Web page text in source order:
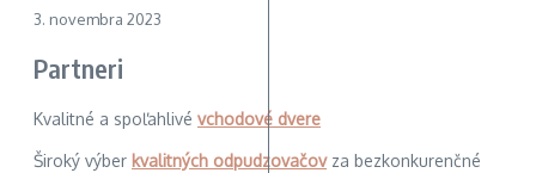
3. novembra 2023
Partneri
Kvalitné a spoľahlivé vchodové dvere
Široký výber kvalitných odpudzovačovza bezkonkurenčné